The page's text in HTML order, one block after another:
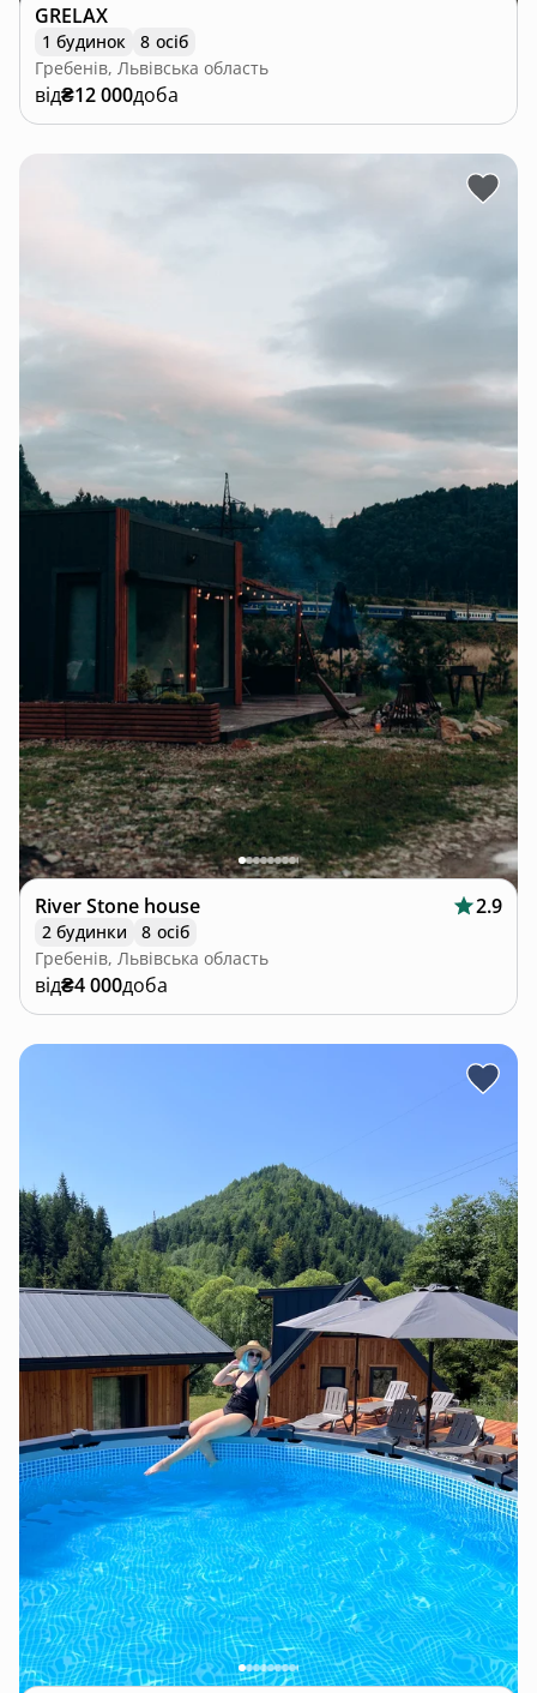
GRELAX
1 будинок
8 осіб
Гребенів, Львівська область
від₴12 000доба
River Stone house 2.9
2 будинки
8 осіб
Гребенів, Львівська область
від₴4 000доба